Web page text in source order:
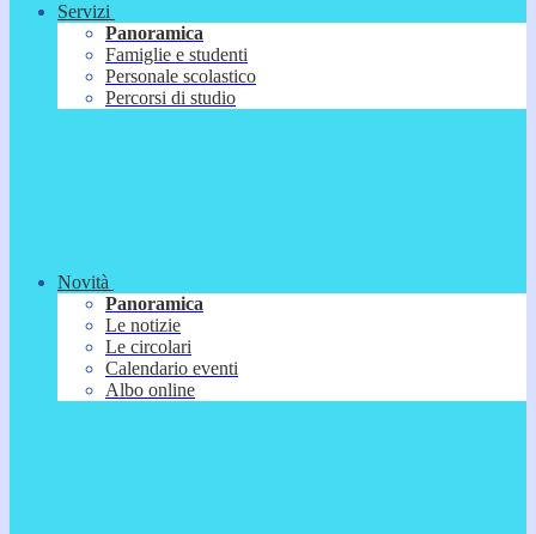
Servizi
Panoramica
Famiglie e studenti
Personale scolastico
Percorsi di studio
Novità
Panoramica
Le notizie
Le circolari
Calendario eventi
Albo online